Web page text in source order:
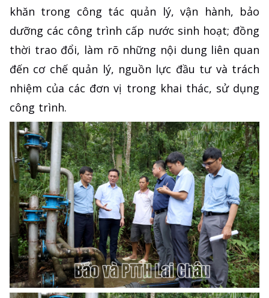
khăn trong công tác quản lý, vận hành, bảo
dưỡng các công trình cấp nước sinh hoạt; đồng
thời trao đổi, làm rõ những nội dung liên quan
đến cơ chế quản lý, nguồn lực đầu tư và trách
nhiệm của các đơn vị trong khai thác, sử dụng
công trình.